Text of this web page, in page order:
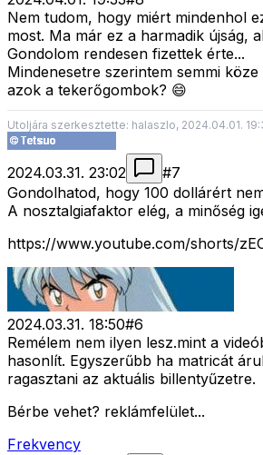
Nem tudom, hogy miért mindenhol
most. Ma már ez a harmadik újság,
Gondolom rendesen fizettek érte...
Mindenesetre szerintem semmi
azok a tekerőgombok? 😄
Utoljára szerkesztette: halaszlo, 2024.04.01.
2024.03.31. 23:02 #7
Gondolhatod, hogy 100 dollárért
A nosztalgiafaktor elég, a minőség
https://www.youtube.com/shorts/
2024.03.31. 18:50#6
Remélem nem ilyen lesz.mint a
hasonlít. Egyszerűbb ha matricát
ragasztani az aktuális billentyűzetre.
Bérbe vehet? reklámfelület...
Frekvency